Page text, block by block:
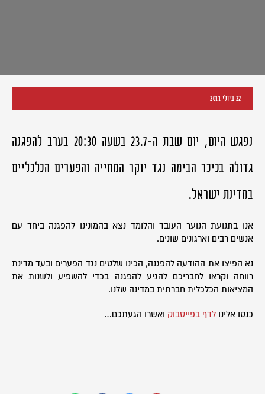
22 ביולי 2011
נפגש היום, יום שבת ה-23.7 בשעה 20:30 בערב להפגנה
גדולה בכיכר הבימה נגד יוקר המחייה והפערים הכלכליים
במדינת ישראל.
אנו בתנועת הנוער העובד והלומד נצא בהמונינו להפגנה ביחד עם
אנשים רבים וארגונים שונים.
נא הפיצו את ההודעה להפגנה, הכינו שלטים נגד הפערים ובעד מדינת
רווחה וקראו לחבריכם להגיע להפגנה בכדי להשפיע ולשנות את
המציאות הכלכלית חברתית במדינה שלנו.
כנסו אלינו לדף בפייסבוק ואשרו הגעתכם…